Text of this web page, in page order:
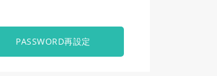
PASSWORD再設定